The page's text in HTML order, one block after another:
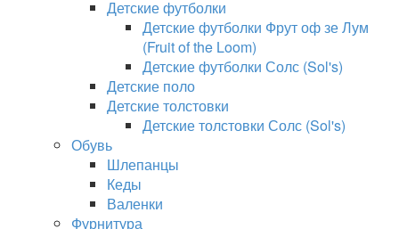
Детские футболки
Детские футболки Фрут оф зе Лум
(Fruit of the Loom)
Детские футболки Солс (Sol's)
Детские поло
Детские толстовки
Детские толстовки Солс (Sol's)
Обувь
Шлепанцы
Кеды
Валенки
Фурнитура